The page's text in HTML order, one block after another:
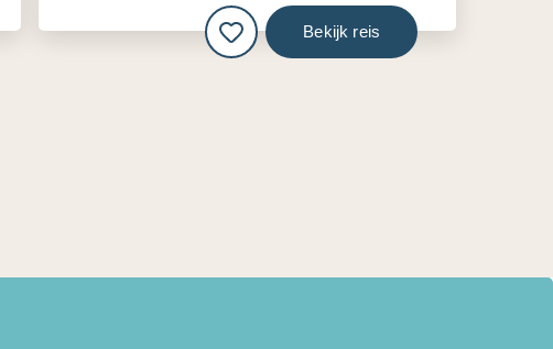
Bekijk reis